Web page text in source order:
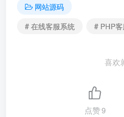
网站源码
# 在线客服系统
# PHP
喜欢
点赞9